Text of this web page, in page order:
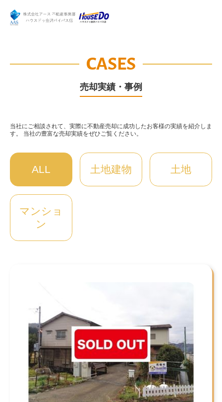
CASES
売却実績・事例
当社にご相談されて、実際に不動産売却に成功したお客様の実績を紹介しま
す。 当社の豊富な売却実績をぜひご覧ください。
ALL 土地建物 土地
マンショ
ン